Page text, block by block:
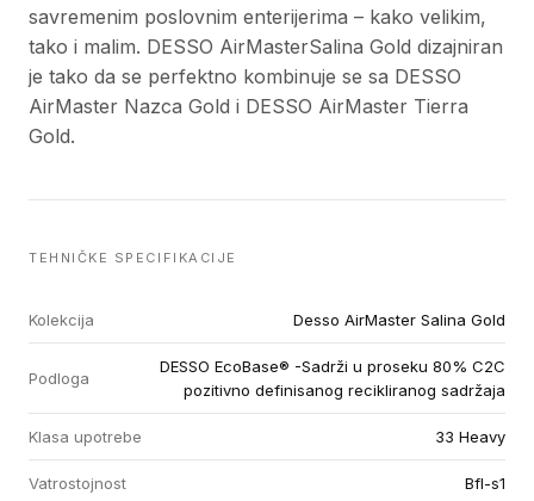
savremenim poslovnim enterijerima – kako velikim,
tako i malim. DESSO AirMasterSalina Gold dizajniran
je tako da se perfektno kombinuje se sa DESSO
AirMaster Nazca Gold i DESSO AirMaster Tierra
Gold.
TEHNIČKE SPECIFIKACIJE
Kolekcija Desso AirMaster Salina Gold
Podloga
DESSO EcoBase® -Sadrži u proseku 80% C2C
pozitivno definisanog recikliranog sadržaja
Klasa upotrebe 33 Heavy
Vatrostojnost Bfl-s1